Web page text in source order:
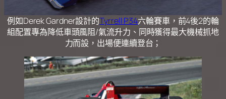
例如Derek Gardner設計的Tyrrell P34六輪賽車，前4後2的輪
組配置專為降低車頭風阻/氣流升力、同時獲得最大機械抓地
力而設，出場便連續登台；